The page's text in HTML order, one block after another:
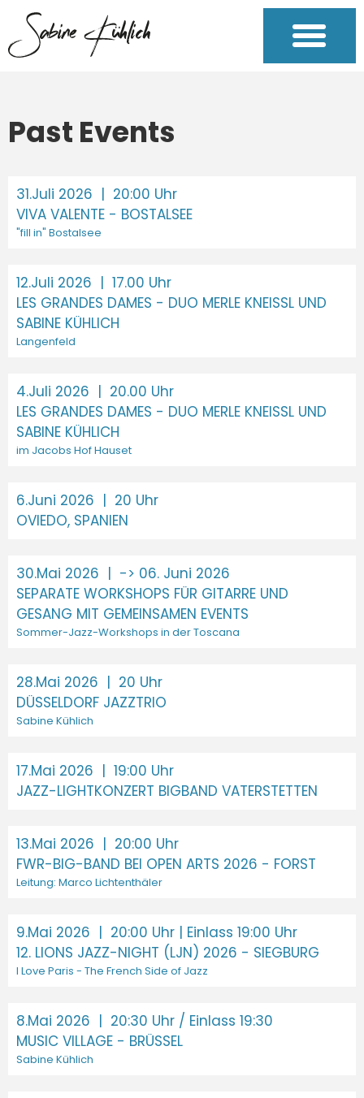
Past Events
31.Juli 2026 | 20:00 Uhr
VIVA VALENTE - BOSTALSEE
"fill in" Bostalsee
12.Juli 2026 | 17.00 Uhr
LES GRANDES DAMES - DUO MERLE KNEISSL UND
SABINE KÜHLICH
Langenfeld
4.Juli 2026 | 20.00 Uhr
LES GRANDES DAMES - DUO MERLE KNEISSL UND
SABINE KÜHLICH
im Jacobs Hof Hauset
6.Juni 2026 | 20 Uhr
OVIEDO, SPANIEN
30.Mai 2026 | -> 06. Juni 2026
SEPARATE WORKSHOPS FÜR GITARRE UND
GESANG MIT GEMEINSAMEN EVENTS
Sommer-Jazz-Workshops in der Toscana
28.Mai 2026 | 20 Uhr
DÜSSELDORF JAZZTRIO
Sabine Kühlich
17.Mai 2026 | 19:00 Uhr
JAZZ-LIGHTKONZERT BIGBAND VATERSTETTEN
13.Mai 2026 | 20:00 Uhr
FWR-BIG-BAND BEI OPEN ARTS 2026 - FORST
Leitung: Marco Lichtenthäler
9.Mai 2026 | 20:00 Uhr | Einlass 19:00 Uhr
12. LIONS JAZZ-NIGHT (LJN) 2026 - SIEGBURG
I Love Paris - The French Side of Jazz
8.Mai 2026 | 20:30 Uhr / Einlass 19:30
MUSIC VILLAGE - BRÜSSEL
Sabine Kühlich